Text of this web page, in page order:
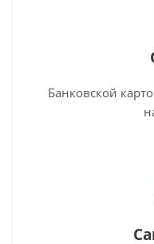
Банковской